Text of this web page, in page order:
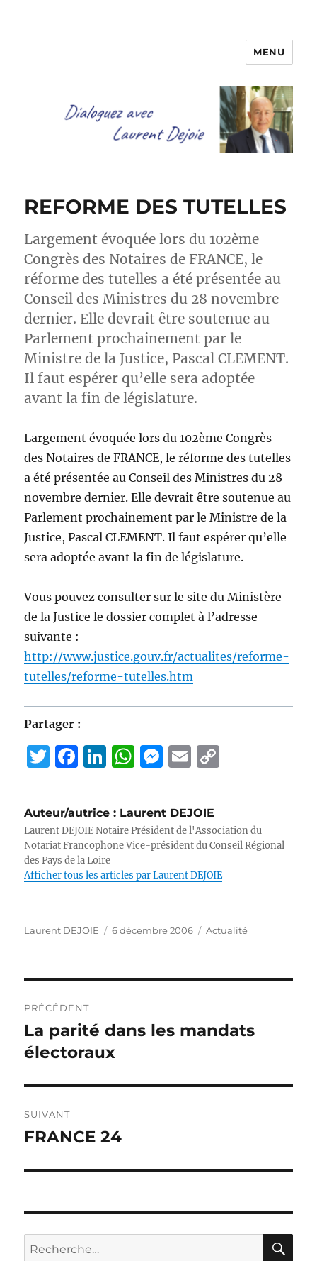
Dialoguez avec Laurent Dejoie
MENU
REFORME DES TUTELLES
Largement évoquée lors du 102ème
Congrès des Notaires de FRANCE, le
réforme des tutelles a été présentée au
Conseil des Ministres du 28 novembre
dernier. Elle devrait être soutenue au
Parlement prochainement par le
Ministre de la Justice, Pascal CLEMENT.
Il faut espérer qu’elle sera adoptée
avant la fin de législature.
Largement évoquée lors du 102ème Congrès
des Notaires de FRANCE, le réforme des tutelles
a été présentée au Conseil des Ministres du 28
novembre dernier. Elle devrait être soutenue au
Parlement prochainement par le Ministre de la
Justice, Pascal CLEMENT. Il faut espérer qu’elle
sera adoptée avant la fin de législature.
Vous pouvez consulter sur le site du Ministère
de la Justice le dossier complet à l’adresse
suivante :
http://www.justice.gouv.fr/actualites/reforme-
tutelles/reforme-tutelles.htm
Partager :
T
w
it
te
r
F
a
c
e
b
o
Li
n
e
d
I
W
h
s
A
p
M
e
ss
e
n
g
E
m
ai
l
o
y
Li
n
Auteur/autrice : Laurent DEJOIE
Laurent DEJOIE Notaire Président de l'Association du
Notariat Francophone Vice-président du Conseil Régional
des Pays de la Loire
Afficher tous les articles par Laurent DEJOIE
Auteur
Laurent DEJOIE
Publié
6 décembre 2006 Catégories
Actualité
de
l’article
PRÉCÉDENT
Publication
précédente :
La parité dans les mandats
électoraux
SUIVANT
Publication
FRANCE 24
Recherche